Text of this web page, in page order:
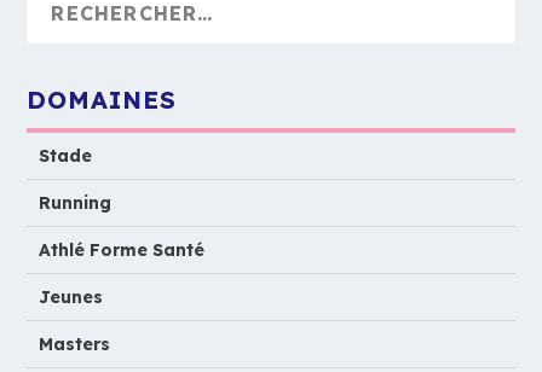
DOMAINES
Stade
Running
Athlé Forme Santé
Jeunes
Masters